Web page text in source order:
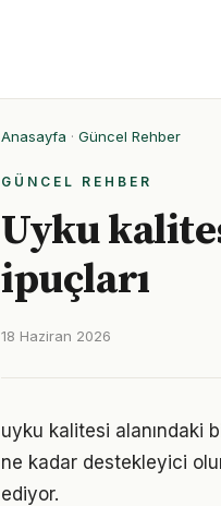
Anasayfa · Güncel Rehber
GÜNCEL REHBER
Uyku
ipuçları
18 Haziran 2026
uyku kalitesi alanındaki
ne kadar destekleyici
ediyor.